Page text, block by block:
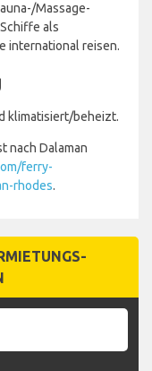
Massage-
als
international reisen.
klimatisiert/beheizt.
nach Dalaman
ferry-
rhodes.